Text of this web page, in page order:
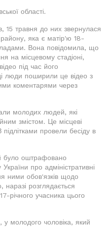
області.
15 травня до них звернулася
району, яка є матір'ю 18-
Вона повідомила, що
на місцевому стадіоні,
під час його
люди поширили це відео з
коментарями через
молодих людей, які
змістом. Це місцеві
підлітками провели бесіду в
було оштрафовано
про адміністративні
ними обов'язків щодо
наразі розглядається
річного учасника цього
у молодого чоловіка, який